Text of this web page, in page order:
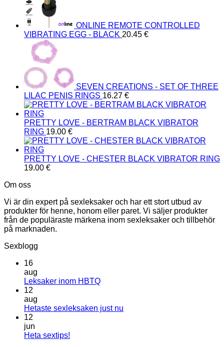
ONLINE REMOTE CONTROLLED
VIBRATING EGG - BLACK 20.45 €
SEVEN CREATIONS - SET OF THREE
LILAC PENIS RINGS 16.27 €
PRETTY LOVE - BERTRAM BLACK VIBRATOR
RING 19.00 €
PRETTY LOVE - CHESTER BLACK VIBRATOR RING
19.00 €
Om oss
Vi är din expert på sexleksaker och har ett stort utbud av
produkter för henne, honom eller paret. Vi säljer produkter
från de populäraste märkena inom sexleksaker och tillbehör
på marknaden.
Sexblogg
16
aug
Leksaker inom HBTQInga
Leksaker
12
aug
Hetaste sexleksaken just nu
12
jun
Heta sextips!